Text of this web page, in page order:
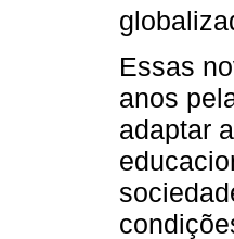
Essas
anos
adaptar